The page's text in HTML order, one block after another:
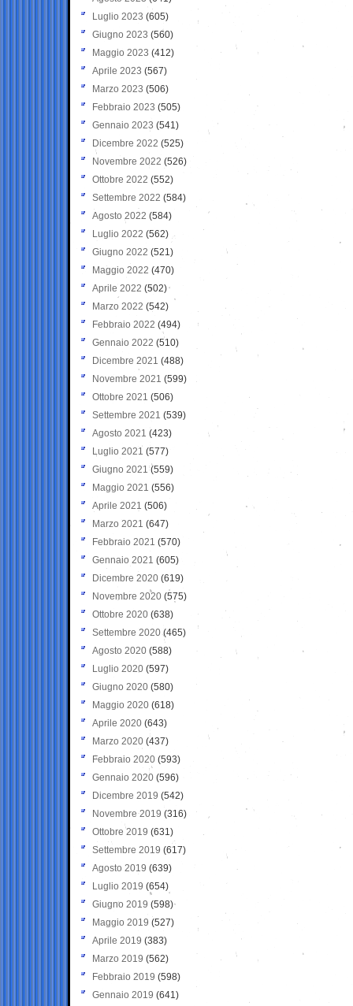
Luglio 2023 (605)
Giugno 2023 (560)
Maggio 2023 (412)
Aprile 2023 (567)
Marzo 2023 (506)
Febbraio 2023 (505)
Gennaio 2023 (541)
Dicembre 2022 (525)
Novembre 2022 (526)
Ottobre 2022 (552)
Settembre 2022 (584)
Agosto 2022 (584)
Luglio 2022 (562)
Giugno 2022 (521)
Maggio 2022 (470)
Aprile 2022 (502)
Marzo 2022 (542)
Febbraio 2022 (494)
Gennaio 2022 (510)
Dicembre 2021 (488)
Novembre 2021 (599)
Ottobre 2021 (506)
Settembre 2021 (539)
Agosto 2021 (423)
Luglio 2021 (577)
Giugno 2021(559)
Maggio 2021 (556)
Aprile 2021 (506)
Marzo 2021 (647)
Febbraio 2021 (570)
Gennaio 2021 (605)
Dicembre 2020 (619)
Novembre 2020 (575)
Ottobre 2020 (638)
Settembre 2020(465)
Agosto 2020 (588)
Luglio 2020 (597)
Giugno 2020 (580)
Maggio 2020 (618)
Aprile 2020 (643)
Marzo 2020 (437)
Febbraio 2020 (593)
Gennaio 2020 (596)
Dicembre 2019 (542)
Novembre 2019 (316)
Ottobre 2019 (631)
Settembre 2019 (617)
Agosto 2019 (639)
Luglio 2019 (654)
Giugno 2019 (598)
Maggio 2019 (527)
Aprile 2019 (383)
Marzo 2019 (562)
Febbraio 2019 (598)
Gennaio 2019 (641)